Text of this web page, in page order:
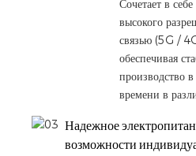
Сочетает в
высокого
связью (5G /
обеспечивая
производство
времени в
Надежное
возможности